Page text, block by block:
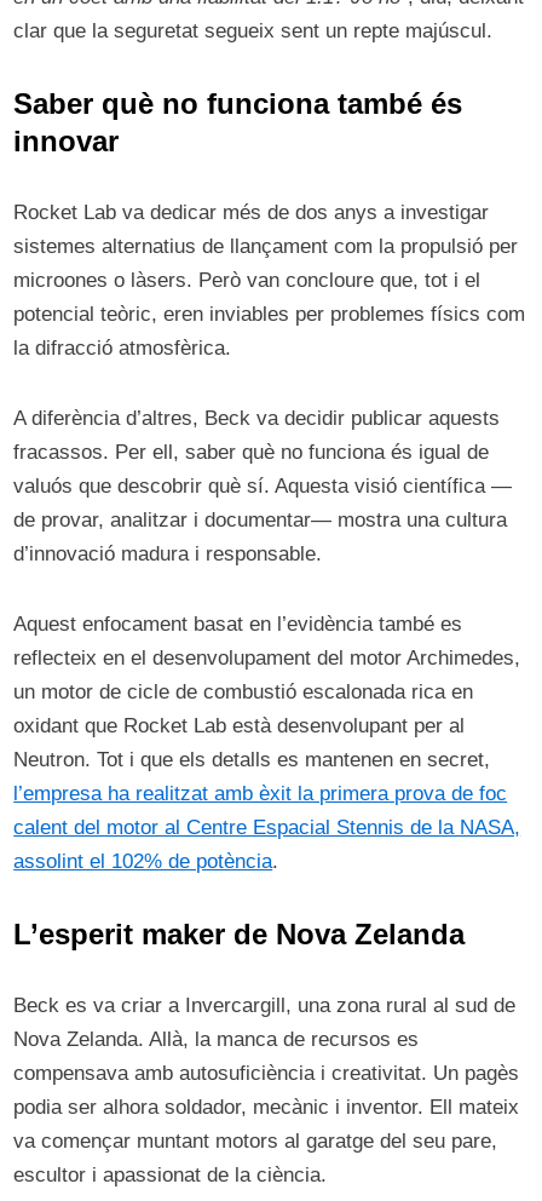
clar que la seguretat segueix sent un repte majúscul.
Saber què no funciona també és
innovar
Rocket Lab va dedicar més de dos anys a investigar
sistemes alternatius de llançament com la propulsió per
microones o làsers. Però van concloure que, tot i el
potencial teòric, eren inviables per problemes físics com
la difracció atmosfèrica.
A diferència d’altres, Beck va decidir publicar aquests
fracassos. Per ell, saber què no funciona és igual de
valuós que descobrir què sí. Aquesta visió científica —
de provar, analitzar i documentar— mostra una cultura
d’innovació madura i responsable.
Aquest enfocament basat en l’evidència també es
reflecteix en el desenvolupament del motor Archimedes,
un motor de cicle de combustió escalonada rica en
oxidant que Rocket Lab està desenvolupant per al
Neutron. Tot i que els detalls es mantenen en secret,
l’empresa ha realitzat amb èxit la primera prova de foc
calent del motor al Centre Espacial Stennis de la NASA,
assolint el 102% de potència.
L’esperit maker de Nova Zelanda
Beck es va criar a Invercargill, una zona rural al sud de
Nova Zelanda. Allà, la manca de recursos es
compensava amb autosuficiència i creativitat. Un pagès
podia ser alhora soldador, mecànic i inventor. Ell mateix
va començar muntant motors al garatge del seu pare,
escultor i apassionat de la ciència.